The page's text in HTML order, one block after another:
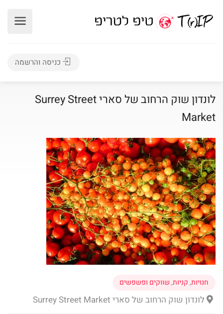
כניסה והרשמה
לונדון שוק הרחוב של סארי Surrey Street
Market
חנויות,קניות,שווקים ופשפשים
לונדון שוק הרחוב של סארי Surrey Street Market